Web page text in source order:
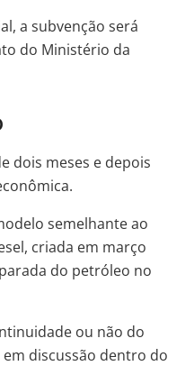
a subvenção será
do Ministério da
dois meses e depois
semelhante ao
criada em março
do petróleo no
ou não do
discussão dentro do